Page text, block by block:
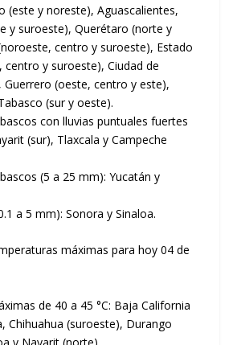
(este y noreste), Aguascalientes,
y suroeste), Querétaro (norte y
centro y suroeste), Estado
centro y suroeste), Ciudad de
(oeste, centro y este),
(sur y oeste).
con lluvias puntuales fuertes
(sur), Tlaxcala y Campeche
(5 a 25 mm): Yucatán y
a 5 mm): Sonora y Sinaloa.
máximas para hoy 04 de
de 40 a 45 °C: Baja California
Chihuahua (suroeste), Durango
y Nayarit (norte).